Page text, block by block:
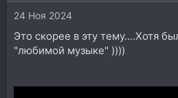
24 Ноя 2024
Это скорее в эту тему....Хотя
"любимой музыке" ))))